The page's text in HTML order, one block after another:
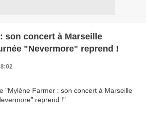
son concert à Marseille
"Nevermore" reprend !